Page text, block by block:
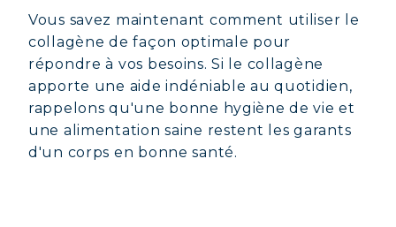
Vous savez maintenant comment utiliser le
collagène de façon optimale pour
répondre à vos besoins. Si le collagène
apporte une aide indéniable au quotidien,
rappelons qu'une bonne hygiène de vie et
une alimentation saine restent les garants
d'un corps en bonne santé.